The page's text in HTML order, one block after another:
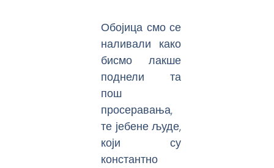
Обојица смо се
наливали како
бисмо лакше
поднели та
пош
просеравања,
те јебене људе,
који су
константно